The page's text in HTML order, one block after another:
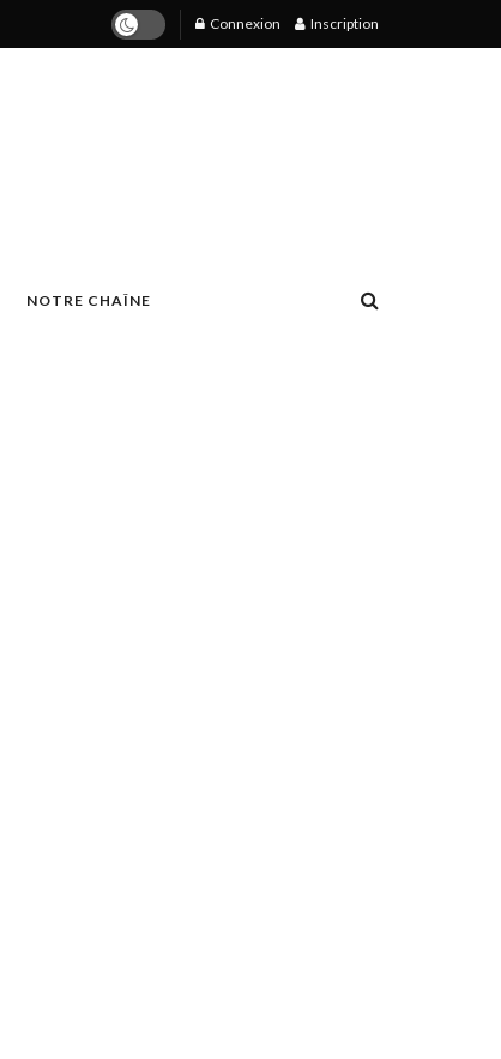
Connexion Inscription
NOTRE CHAÎNE